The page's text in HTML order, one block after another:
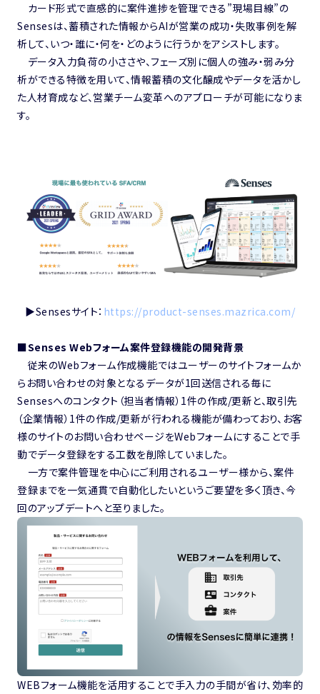
カード形式で直感的に案件進捗を管理できる”現場目線”の
Sensesは、蓄積された情報からAIが営業の成功・失敗事例を解
析して、いつ・誰に・何を・どのように行うかをアシストします。
データ入力負荷の小ささや、フェーズ別に個人の強み・弱み分
析ができる特徴を用いて、情報蓄積の文化醸成やデータを活かし
た人材育成など、営業チーム変革へのアプローチが可能になりま
す。
▶︎Sensesサイト： https://product-senses.mazrica.com/
■Senses Webフォーム案件登録機能の開発背景
従来のWebフォーム作成機能ではユーザーのサイトフォームか
らお問い合わせの対象となるデータが1回送信される毎に
Sensesへのコンタクト（担当者情報）1件の作成/更新と、取引先
（企業情報）1件の作成/更新が行われる機能が備わっており、お客
様のサイトのお問い合わせページをWebフォームにすることで手
動でデータ登録をする工数を削除していました。
一方で案件管理を中心にご利用されるユーザー様から、案件
登録までを一気通貫で自動化したいというご要望を多く頂き、今
回のアップデートへと至りました。
WEBフォーム機能を活用することで手入力の手間が省け、効率的